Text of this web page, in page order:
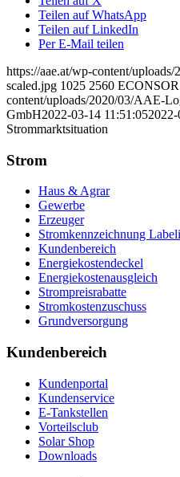
Teilen auf WhatsApp
Teilen auf LinkedIn
Per E-Mail teilen
https://aae.at/wp-content/
scaled.jpg 1025 2560
content/uploads/2020/03/AAE-
GmbH2022-03-14 11:51:05
Strommarktsituation
Strom
Haus & Agrar
Gewerbe
Erzeuger
Stromkennzeichnung
Kundenbereich
Energiekostendeckel
Energiekostenausgleich
Strompreisrabatte
Stromkostenzuschuss
Grundversorgung
Kundenbereich
Kundenportal
Kundenservice
E-Tankstellen
Vorteilsclub
Solar Shop
Downloads